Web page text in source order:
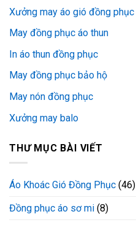
Xưởng may áo gió đồng phục
May đồng phục áo thun
In áo thun đồng phục
May đồng phục bảo hộ
May nón đồng phục
Xưởng may balo
THƯ MỤC BÀI VIẾT
Áo Khoác Gió Đồng Phục (46)
Đồng phục áo sơ mi (8)